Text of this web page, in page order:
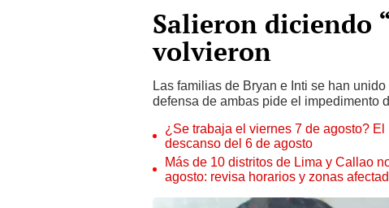
Salieron diciendo
volvieron
Las familias de Bryan e Inti se han
defensa de ambas pide el impedimento
¿Se trabaja el viernes 7 de agosto?
descanso del 6 de agosto
Más de 10 distritos de Lima y Callao
agosto: revisa horarios y zonas